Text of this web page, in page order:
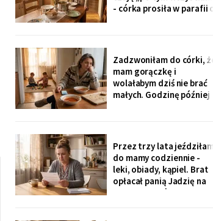
- córka prosiła w parafii o
ja co niedzielę czekam z
obiadem. Ostatni raz
przyszli we wrześniu.
Zadzwoniłam do córki, że
mam gorączkę i
wolałabym dziś nie brać
małych. Godzinę później
przyszedł SMS: „Podasz
im obiad? Wrócimy
głodni".
Przez trzy lata jeździłam
do mamy codziennie -
leki, obiady, kąpiel. Brat
opłacał panią Jadzię na
kilka poranków w